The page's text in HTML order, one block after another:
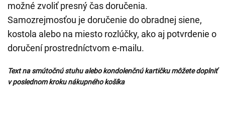
možné zvoliť presný čas doručenia.
Samozrejmosťou je doručenie do obradnej siene,
kostola alebo na miesto rozlúčky, ako aj potvrdenie o
doručení prostredníctvom e-mailu.
Text na smútočnú stuhu alebo kondolenčnú kartičku môžete doplniť
v poslednom kroku nákupného košíka